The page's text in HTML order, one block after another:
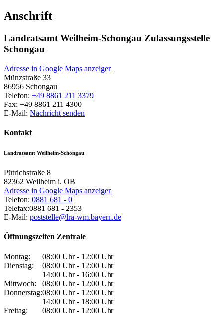
Anschrift
Landratsamt Weilheim-Schongau Zulassungsstelle
Schongau
Adresse in Google Maps anzeigen
Münzstraße 33
86956 Schongau
Telefon: +49 8861 211 3379
Fax: +49 8861 211 4300
E-Mail: Nachricht senden
Kontakt
Landratsamt Weilheim-Schongau
Pütrichstraße 8
82362 Weilheim i. OB
Adresse in Google Maps anzeigen
Telefon: 0881 681 - 0
Telefax:0881 681 - 2353
E-Mail: poststelle@lra-wm.bayern.de
Öffnungszeiten Zentrale
Montag:
08:00 Uhr - 12:00 Uhr
Dienstag:
08:00 Uhr - 12:00 Uhr
14:00 Uhr - 16:00 Uhr
Mittwoch:
08:00 Uhr - 12:00 Uhr
Donnerstag:08:00 Uhr - 12:00 Uhr
14:00 Uhr - 18:00 Uhr
Freitag:
08:00 Uhr - 12:00 Uhr